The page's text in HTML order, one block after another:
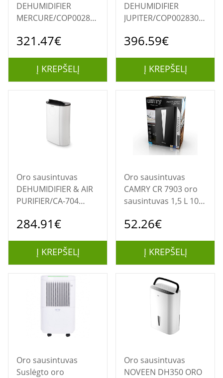
DEHUMIDIFIER
MERCURE/COP002829
321.47€
Į KREPŠELĮ
DEHUMIDIFIER
JUPITER/COP002830
396.59€
Į KREPŠELĮ
Oro sausintuvas
DEHUMIDIFIER & AIR
PURIFIER/CA-704
284.91€
Į KREPŠELĮ
Oro sausintuvas
CAMRY CR 7903 oro
sausintuvas 1,5 L 100
52.26€
Į KREPŠELĮ
Oro sausintuvas
Suslėgto oro
Oro sausintuvas
NOVEEN DH350 ORO